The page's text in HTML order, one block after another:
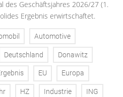
des Geschäftsjahres 2026/27 (1.
Ergebnis erwirtschaftet.
Automotive
Deutschland Donawitz
EU Europa
HZ Industrie ING